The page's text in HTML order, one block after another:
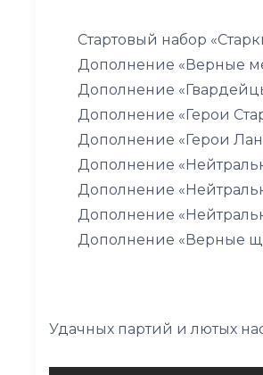
Стартовый набор
Дополнение «Верные
Дополнение
Дополнение «Герои
Дополнение «Герои
Дополнение
Дополнение
Дополнение
Дополнение «Верные
Удачных партий и лютых